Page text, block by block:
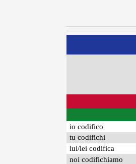
io codifico
tu codifichi
lui/lei codifica
noi codifichiamo